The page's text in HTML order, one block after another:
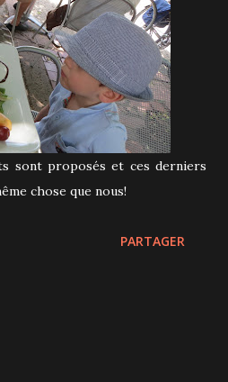
sont proposés et ces derniers
chose que nous!
PARTAGER